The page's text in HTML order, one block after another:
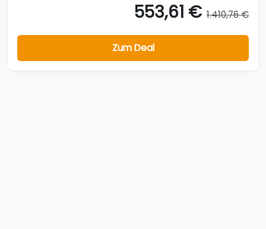
553,61 € 1.410,76 €
Zum Deal